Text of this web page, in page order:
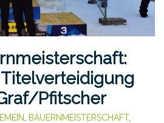
Pfitscher
BAUERNMEISTERSCHAFT,